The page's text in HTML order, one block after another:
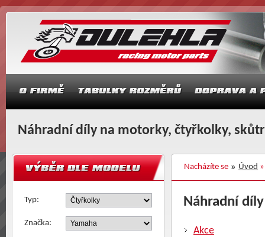
Náhradní díly na motorky, čtyřkolky,
Nacházíte se Úvod
Typ:
Značka:
Náhradní
Akce